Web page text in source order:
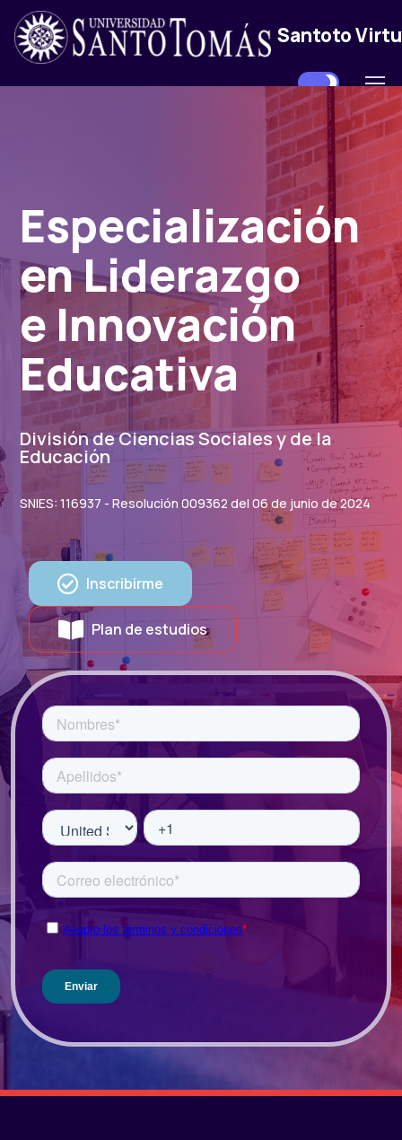
Santoto
Especialización
en Liderazgo
e Innovación
Educativa
División de Ciencias Sociales y de la
Educación
SNIES: 116937 - Resolución 009362 del 06 de junio de 2024
Inscribirme
Plan de estudios